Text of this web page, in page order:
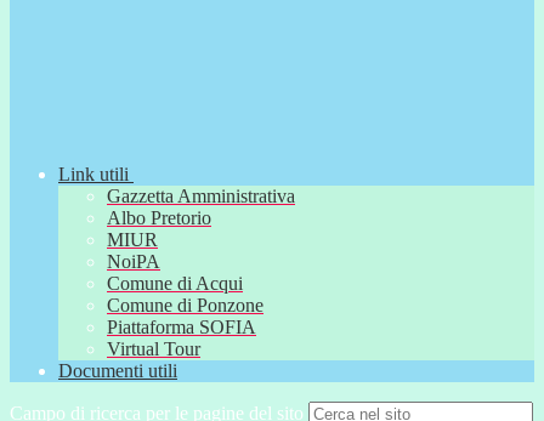
Link utili
Gazzetta Amministrativa
Albo Pretorio
MIUR
NoiPA
Comune di Acqui
Comune di Ponzone
Piattaforma SOFIA
Virtual Tour
Documenti utili
Campo di ricerca per le pagine del sito